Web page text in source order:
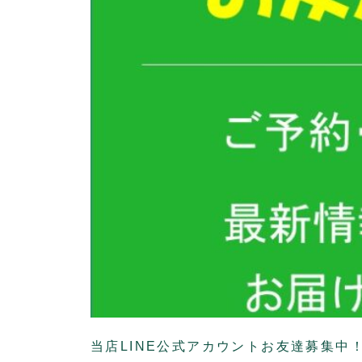
当店LINE公式アカウントお友達募集中